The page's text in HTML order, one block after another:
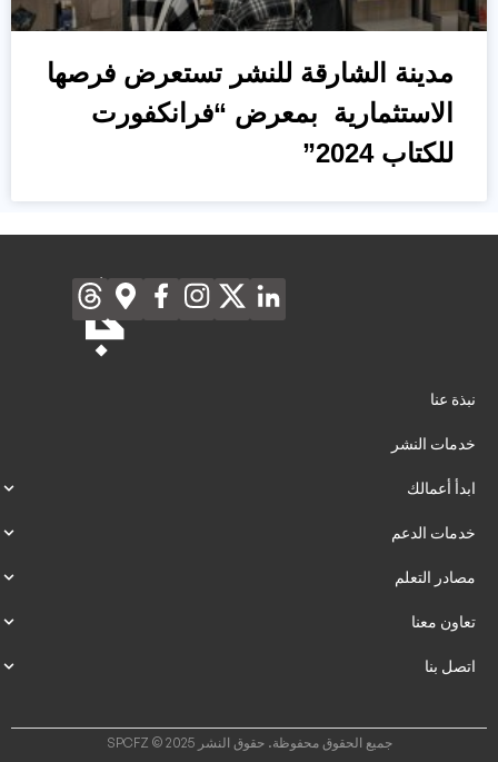
مدينة الشارقة للنشر تستعرض فرصها
الاستثمارية بمعرض “فرانكفورت
للكتاب 2024”
نبذة عنا
خدمات النشر
ابدأ أعمالك
خدمات الدعم
مصادر التعلم
تعاون معنا
اتصل بنا
جميع الحقوق محفوظة. حقوق النشر SPCFZ © 2025